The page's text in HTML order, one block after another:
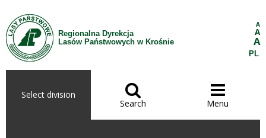
Skip to Content
Regionalna Dyrekcja
Lasów Państwowych w Krośnie
A
A
A
PL
Select division 
Search

Menu